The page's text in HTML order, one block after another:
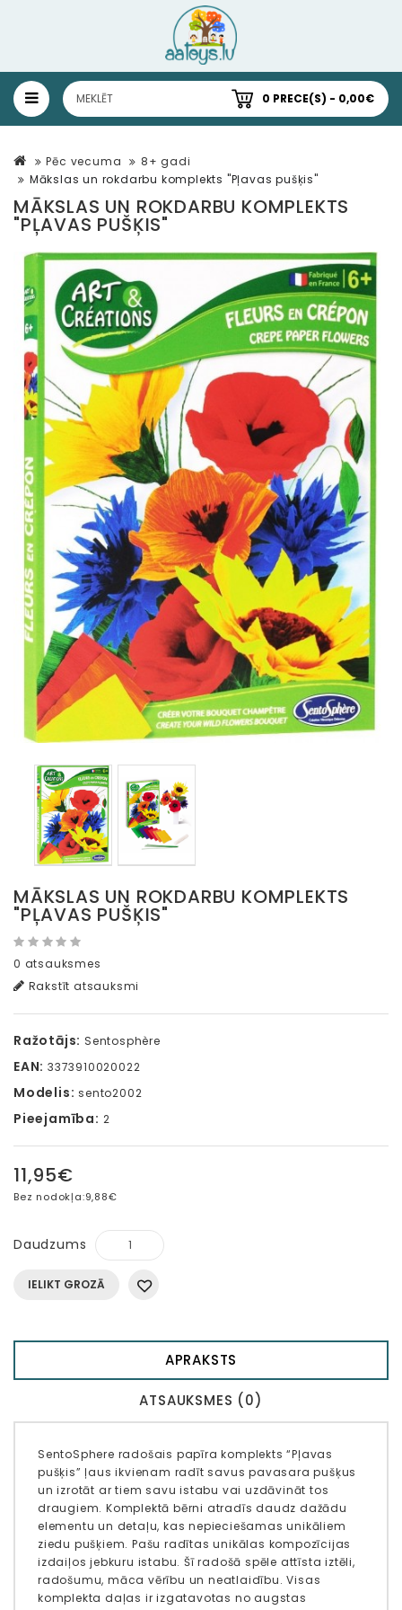
0 PRECE(S) - 0,00€
Pēc vecuma
8+ gadi
Mākslas un rokdarbu komplekts "Pļavas pušķis"
MĀKSLAS UN ROKDARBU KOMPLEKTS
"PĻAVAS PUŠĶIS"
MĀKSLAS UN ROKDARBU KOMPLEKTS
"PĻAVAS PUŠĶIS"
0 atsauksmes
Rakstīt atsauksmi
Ražotājs: Sentosphère
EAN: 3373910020022
Modelis: sento2002
Pieejamība: 2
11,95€
Bez nodokļa:9,88€
Daudzums
IELIKT GROZĀ
APRAKSTS
ATSAUKSMES (0)
SentoSphere radošais papīra komplekts “Pļavas
pušķis” ļaus ikvienam radīt savus pavasara pušķus
un izrotāt ar tiem savu istabu vai uzdāvināt tos
draugiem. Komplektā bērni atradīs daudz dažādu
elementu un detaļu, kas nepieciešamas unikāliem
ziedu pušķiem. Pašu radītas unikālas kompozīcijas
izdaiļos jebkuru istabu. Šī radošā spēle attīsta iztēli,
radošumu, māca vērību un neatlaidību. Visas
komplekta daļas ir izgatavotas no augstas